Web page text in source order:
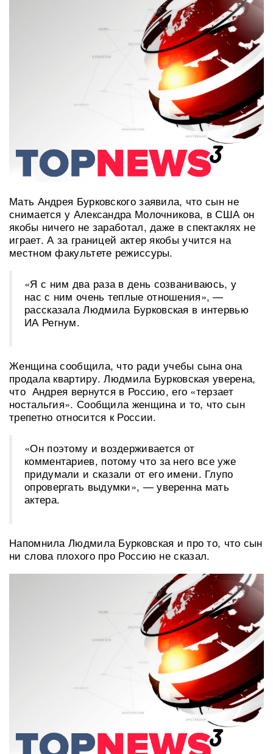
Мать Андрея Бурковского заявила, что сын не
снимается у Александра Молочникова, в США он
якобы ничего не заработал, даже в спектаклях не
играет. А за границей актер якобы учится на
местном факультете режиссуры.
«Я с ним два раза в день созваниваюсь, у
нас с ним очень теплые отношения», —
рассказала Людмила Бурковская в интервью
ИА Регнум.
Женщина сообщила, что ради учебы сына она
продала квартиру. Людмила Бурковская уверена,
что Андрея вернутся в Россию, его «терзает
ностальгия». Сообщила женщина и то, что сын
трепетно относится к России.
«Он поэтому и воздерживается от
комментариев, потому что за него все уже
придумали и сказали от его имени. Глупо
опровергать выдумки», — уверенна мать
актера.
Напомнила Людмила Бурковская и про то, что сын
ни слова плохого про Россию не сказал.